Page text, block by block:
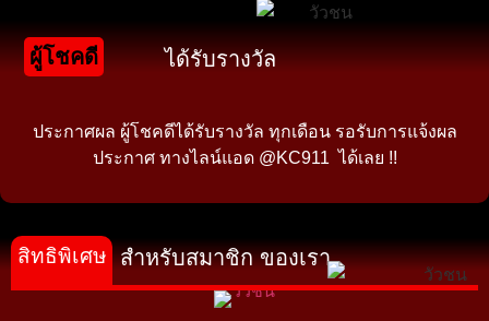
ผู้โชคดี ได้รับรางวัล
ประกาศผล ผู้โชคดีได้รับรางวัล ทุกเดือน รอรับการแจ้งผล
ประกาศ ทางไลน์แอด @KC911 ได้เลย !!
สำหรับสมาชิก ของเรา
สิทธิพิเศษ